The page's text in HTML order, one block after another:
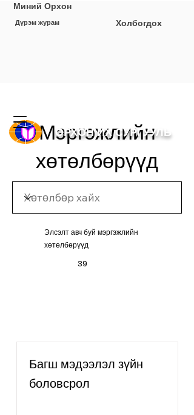
Дүрэм журам
Миний Орхон
Холбогдох
ОРХОН ИХ СУРГУУЛЬ
Мэргэжлийн
хөтөлбөрүүд
Элсэлт авч буй мэргэжлийн
хөтөлбөрүүд
39
Багш мэдээлэл зүйн
боловсрол